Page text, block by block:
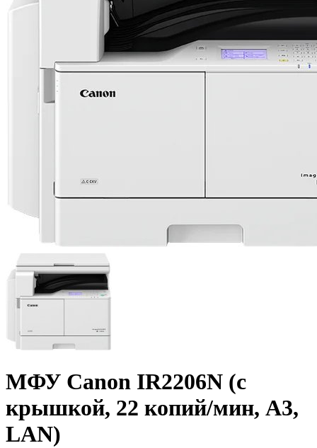
МФУ Canon IR2206N (с
крышкой, 22 копий/­мин, A3,
LAN)